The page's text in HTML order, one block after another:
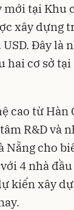
mới tại Khu
xây dựng
Đây là
hai cơ sở tại
cao từ Hàn
R&D và
Nẵng cho
4 nhà
kiến xây